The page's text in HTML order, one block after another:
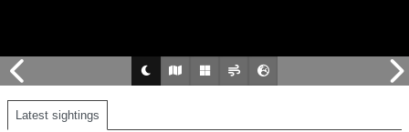
Latest sightings